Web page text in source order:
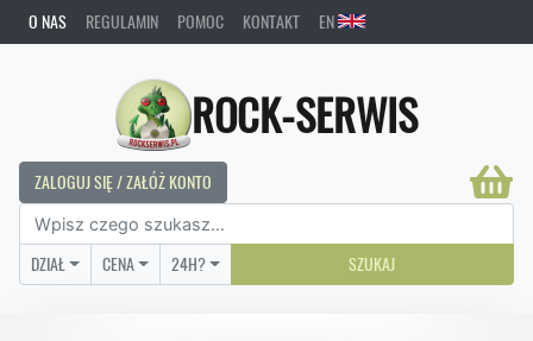
O NAS REGULAMIN POMOC KONTAKT EN
ROCK-SERWIS
ZALOGUJ SIĘ / ZAŁÓŻ KONTO
DZIAŁ CENA 24H? SZUKAJ